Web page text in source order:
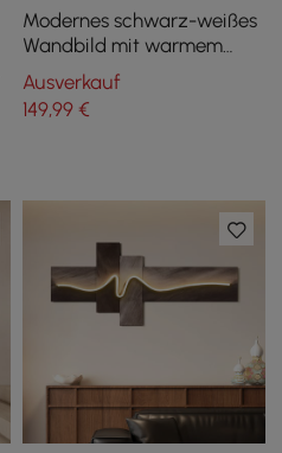
Modernes schwarz-weißes
Wandbild mit warmem
LED-Licht und künstlicher
Orchidee — 600 mm x 490
mm
Ausverkauf
149,99€